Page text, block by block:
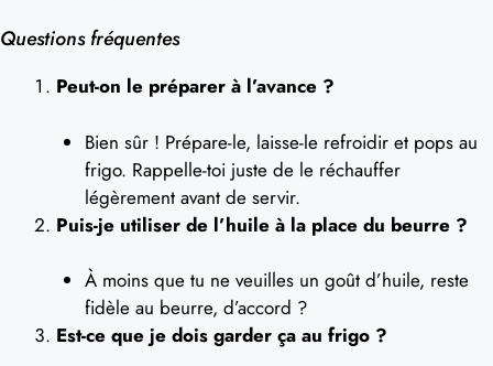
Questions fréquentes
Peut-on le préparer à l’avance ?
Bien sûr ! Prépare-le, laisse-le refroidir et pops au
frigo. Rappelle-toi juste de le réchauffer
légèrement avant de servir.
Puis-je utiliser de l’huile à la place du beurre ?
À moins que tu ne veuilles un goût d’huile, reste
fidèle au beurre, d’accord ?
Est-ce que je dois garder ça au frigo ?